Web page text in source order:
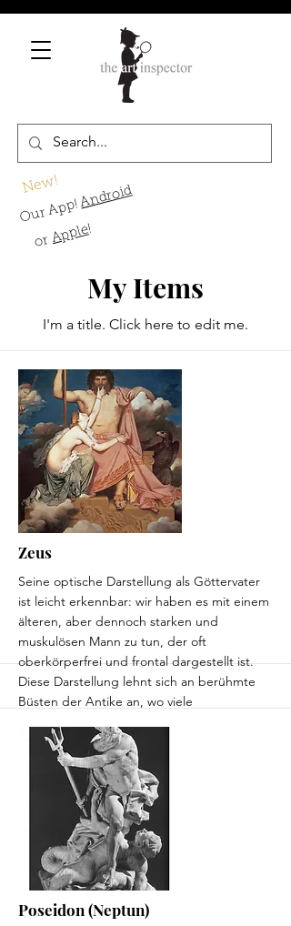
New!
Our App!Android
orApple!
My Items
I'm a title. ​Click here to edit me.
Zeus
Seine optische Darstellung als Göttervater
ist leicht erkennbar: wir haben es mit einem
älteren, aber dennoch starken und
muskulösen Mann zu tun, der oft
oberkörperfrei und frontal dargestellt ist.
Diese Darstellung lehnt sich an berühmte
Büsten der Antike an, wo viele
als bärtige Männer zu sehen sind. Dieses
Darstellung vermittelt Klugheit und weise
Herrschaft. Zeus erscheint oft majestätisch
und als der ruhigste und souveränste der
Götter. Auch die Christen entlehnten diese
Merkmale, die für Weisheit und Bedacht
stehen, und gaben ihrem Gottvater
ähnliche Attribute.
More
Poseidon (Neptun)